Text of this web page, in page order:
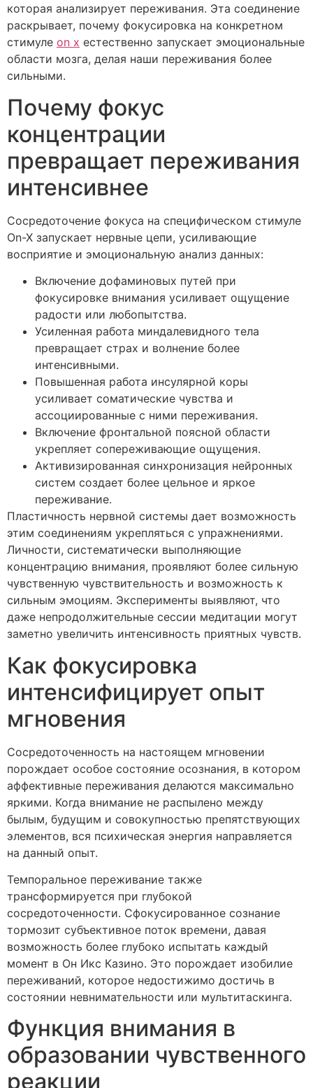
которая анализирует переживания. Эта соединение
раскрывает, почему фокусировка на конкретном
стимуле on x естественно запускает эмоциональные
области мозга, делая наши переживания более
сильными.
Почему фокус
концентрации
превращает переживания
интенсивнее
Сосредоточение фокуса на специфическом стимуле
On-X запускает нервные цепи, усиливающие
восприятие и эмоциональную анализ данных:
Включение дофаминовых путей при
фокусировке внимания усиливает ощущение
радости или любопытства.
Усиленная работа миндалевидного тела
превращает страх и волнение более
интенсивными.
Повышенная работа инсулярной коры
усиливает соматические чувства и
ассоциированные с ними переживания.
Включение фронтальной поясной области
укрепляет сопереживающие ощущения.
Активизированная синхронизация нейронных
систем создает более цельное и яркое
переживание.
Пластичность нервной системы дает возможность
этим соединениям укрепляться с упражнениями.
Личности, систематически выполняющие
концентрацию внимания, проявляют более сильную
чувственную чувствительность и возможность к
сильным эмоциям. Эксперименты выявляют, что
даже непродолжительные сессии медитации могут
заметно увеличить интенсивность приятных чувств.
Как фокусировка
интенсифицирует опыт
мгновения
Сосредоточенность на настоящем мгновении
порождает особое состояние осознания, в котором
аффективные переживания делаются максимально
яркими. Когда внимание не распылено между
былым, будущим и совокупностью препятствующих
элементов, вся психическая энергия направляется
на данный опыт.
Темпоральное переживание также
трансформируется при глубокой
сосредоточенности. Сфокусированное сознание
тормозит субъективное поток времени, давая
возможность более глубоко испытать каждый
момент в Он Икс Казино. Это порождает изобилие
переживаний, которое недостижимо достичь в
состоянии невнимательности или мультитаскинга.
Функция внимания в
образовании чувственного
реакции